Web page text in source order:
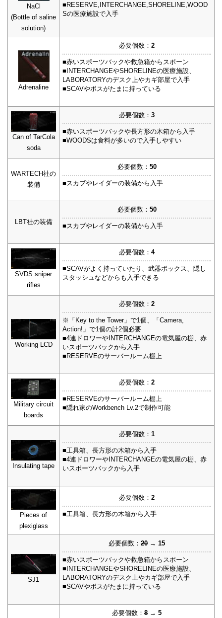
NaCl
(Bottle of saline
solution)
■RESERVE,INTERCHANGE,SHORELINE,WOOD
Sの医療施設で入手
Adrenaline
必要個数： 2
■赤いスポーツバックや救急箱からスポーン
■INTERCHANGEやSHORELINEの医療施設、
LABORATORYのデスク上やカギ部屋で入手
■SCAVやボスがたまに持っている
Can of TarCola
soda
必要個数： 3
■赤いスポーツバックや長方形の木箱から入手
■WOODSは食料が多いので入手しやすい
WARTECH社の
装備
必要個数： 50
■スカブやレイダーの装備から入手
LBT社の装備
必要個数： 50
■スカブやレイダーの装備から入手
SVDS sniper
rifles
必要個数： 4
■SCAVがよく持っていたり、武器ボックス、隠し
スタッシュなどからも入手できる
Working LCD
必要個数： 2
※「Key to the Tower」で1個、「Camera,
Action!」で1個の計2個必要
■4連ドロワーやINTERCHANGEの電気屋の棚、赤
いスポーツバックから入手
■RESERVEのサーバールーム棚上
Military circuit
boards
必要個数： 2
■RESERVEのサーバールーム棚上
■隠れ家のWorkbench Lv.2で制作可能
Insulating tape
必要個数： 1
■工具箱、長方形の木箱から入手
■4連ドロワーやINTERCHANGEの電気屋の棚、赤
いスポーツバックから入手
Pieces of
plexiglass
必要個数： 2
■工具箱、長方形の木箱から入手
SJ1
必要個数： 20 → 15
■赤いスポーツバックや救急箱からスポーン
■INTERCHANGEやSHORELINEの医療施設、
LABORATORYのデスク上やカギ部屋で入手
■SCAVやボスがたまに持っている
必要個数： 8 → 5